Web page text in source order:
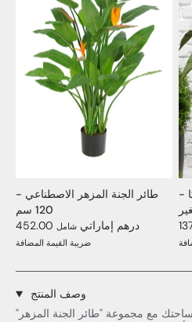
طائر الجنة المزهر الاصطناعي -
120 سم
452.00 درهم إماراتي شامل
ضريبة القيمة المضافة
-
وصف المنتج
مع مجموعة "طائر الجنة المزهر"